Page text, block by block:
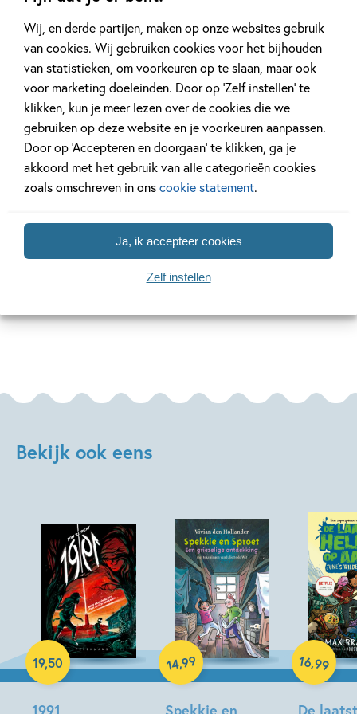
Wij, en derde partijen, maken op onze websites gebruik
van cookies. Wij gebruiken cookies voor het bijhouden
van statistieken, om voorkeuren op te slaan, maar ook
voor marketing doeleinden. Door op ‘Zelf instellen’ te
klikken, kun je meer lezen over de cookies die we
gebruiken op deze website en je voorkeuren aanpassen.
Door op ‘Accepteren en doorgaan’ te klikken, ga je
akkoord met het gebruik van alle categorieën cookies
zoals omschreven in onscookie statement.
Ja, ik accepteer cookies
Zelf instellen
Gerelateerde artikelen
Boekentips voor Halloween
Tiplijst
Bekijk ook eens
1991
19,50
Hardcover
Spekkie en
14,99
Hardcover
De
16,99
Hardcover